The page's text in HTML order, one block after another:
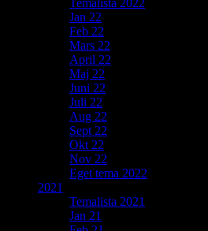
Jan 22
Feb 22
Mars 22
April 22
Maj 22
Juni 22
Juli 22
Aug 22
Sept 22
Okt 22
Nov 22
Eget tema 2022
2021
Temalista 2021
Jan 21